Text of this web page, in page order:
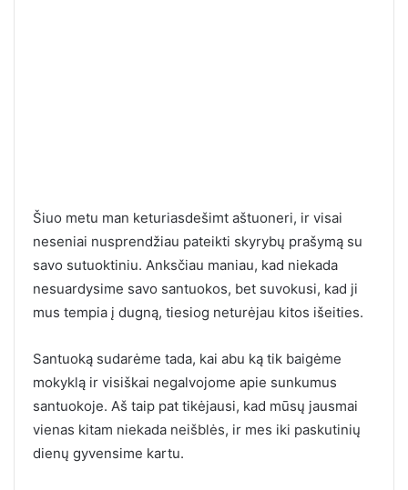
Šiuo metu man keturiasdešimt aštuoneri, ir visai
neseniai nusprendžiau pateikti skyrybų prašymą su
savo sutuoktiniu. Anksčiau maniau, kad niekada
nesuardysime savo santuokos, bet suvokusi, kad ji
mus tempia į dugną, tiesiog neturėjau kitos išeities.
Santuoką sudarėme tada, kai abu ką tik baigėme
mokyklą ir visiškai negalvojome apie sunkumus
santuokoje. Aš taip pat tikėjausi, kad mūsų jausmai
vienas kitam niekada neišblės, ir mes iki paskutinių
dienų gyvensime kartu.